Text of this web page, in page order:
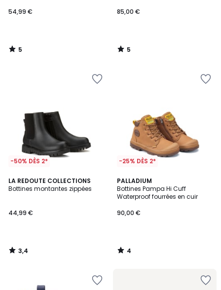
54,99 €
5
/
85,00 €
5
/
-50% DÈS 2*
LA REDOUTE COLLECTIONS
Bottines montantes zippées
44,99 €
3,4
/ 5
3,4
/
-25% DÈS 2*
PALLADIUM
Bottines Pampa Hi Cuff
Waterproof fourrées en cuir
90,00 €
4
/
5
4
/